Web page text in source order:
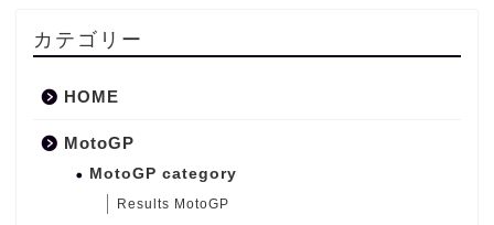
カテゴリー
HOME
MotoGP
MotoGP category
Results MotoGP